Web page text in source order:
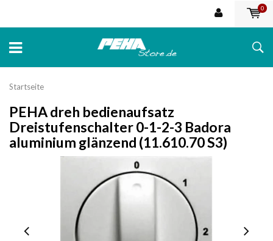
0
Startseite
PEHA dreh bedienaufsatz
Dreistufenschalter 0-1-2-3 Badora
aluminium glänzend (11.610.70 S3)